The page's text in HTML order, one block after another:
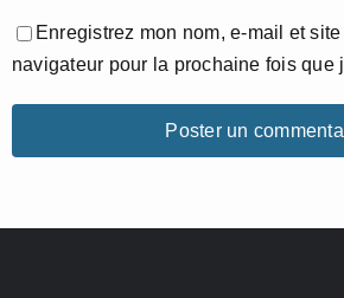
Enregistrez mon nom, e-mail et
navigateur pour la prochaine fois que